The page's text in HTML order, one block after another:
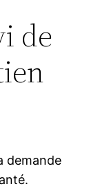
de
demande